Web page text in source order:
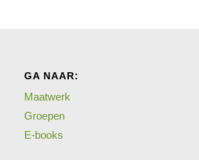
GA NAAR:
Maatwerk
Groepen
E-books